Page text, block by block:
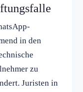
in den
zu
Juristen in